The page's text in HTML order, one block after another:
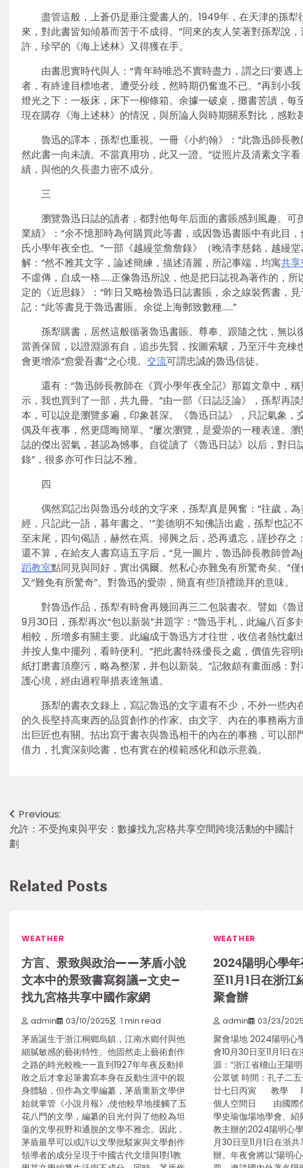
盡管這般，上蒼仍是垂注愛書人的。1949年，在天津的孫
來，對此書皆知傾慕而苦于不成得。”同來的友人笑著對孫犁說
許，珍罕的《海上述林》又得獲在手。
由書思實時代與人：“青年時唯恐不實時盡力，謂之曰‘要遇
者，有終達目標地者。遭受分歧，然時期仍奮進不已。”再到小
燈光之下：一板床，床下一柳條箱。余據一破桌，攤書苦讀，
現在購存《海上述林》的情況，與所論人與時期關系對比，感歎
魯迅的譯本，孫犁也重視。一冊《小約翰》：“此魯迅師長
然此書一向未讀。不當真用功，此又一證。”從照片及清素文字
績，與他的久長盡力密不成分。
三
瀏覽魯迅日誌的讀者，都對他每年后面的書賬感到風趣。
業績》：“余不憶那時為何購買此等書，或因魯迅書賬中有此目
氏小學年夜全也。”一部《越縵堂詹詹錄》（晚清李慈銘，越縵
解：“然不雅其文字，論述簡練，描述清麗，所記事端，均寓共享
不虛傳，自成一格……正像魯迅所說，他是把日誌視為著作的，
定的《近思錄》：“昨日又略檢魯迅日誌書賬，余之線裝舊書，
記：“此等書見于魯迅書賬。余從上海郵致數種……”
孫犁購書，居然這般循著魯迅書賬。尊奉、跟隨之忱，無以
當善保留，以證淵源有自，追步先賢，按圖索驥，乃至汗牛充棟
會更增添“愈愛吾書”之心境。 交流可謂忠誠的魯迅信徒。
還有：“魯迅師長教師在《買小學年夜全記》那篇文章中，
示，我也買到了一部，共九冊。”由一部《日誌泛論》，孫犁再
本，可以說是瀏覽多遍，印象甚深。《魯迅日誌》，只記氣象
偶及年夜事，然更隱晦簡單。”屢次瀏覽，是愛崇的一種表達。
誌的傑出習氣，甚認為憾事。自從讀了《魯迅日誌》以后，對
錄”，很多亦可作日誌不雅。
四
偶然寫記出與魯迅分歧的文字來，孫犁真是興奮：“往歲，
經，只記此一語，暮年書之。’”姜德明不知佛語出處，孫犁也
至末尾，四句偈語，赫然在焉。掃興之后，恐再遺忘，謹抄存
還不算，在給友人書寫這五字后，“見一圖片，魯迅師長教師曾
蹈教室點同見與同好，實出偶爾。然私心亦難免有所驚奇矣。”
又“難免有所驚奇”。對魯迅的愛崇，簡直有些頂禮跪拜的意味。
對魯迅作品，孫犁有時會再幾回再三二包裝書衣。譬如《
9月30日，孫犁再次“包以新裝”并題字：“魯迅手札，此編八百
相較，所增多有關主要。此編成于魯迅方才往世，收信者熱忱
并按人集中擺列，看時便利。”把此書特殊優長之處，價值先容
紙打磨書頂塵污，略為整潔，并包以新裝。”記敘頗有畫面感：
護心境，經由過程舉措表達無遺。
孫犁的書衣文錄上，寫記魯迅的文字還有不少，不外一些
的久長堅持高東西的品質創作的作家。由文字、內在的事務兩
出巨匠也有關。拈出寫于書衣與魯迅相干的內在的事務，可以
借力，扎實深刻唸書，也有實在的模範感化和啟示意義。
Post
navigation
Previous:
允許：不受拘束與平安：數據找九宮格共享空間跨境活動的中國計
劃
Related Posts
WEATHER
方言、景致與政治——茅盾小說
文本中的景致書寫芻議–文史–
找九宮格共享中國作家網
admin 03/10/2025 1 min read
茅盾誕生于浙江桐鄉烏鎮，江南水鄉付與他
細膩敏感的藝術特性。他固然走上藝術創作
之路的時光較晚——直到1927年年夜反動掉
敗之后才拿起筆書寫本身在反動生涯中的親
身體驗，但作為文學編纂，茅盾重新文學伊
始就掌管《小說月報》,使他較早地接觸了五
花八門的文學，編纂的目光付與了他較為坦
蕩的文學視野和通脫的文學不雅念。因此，
茅盾最早可以或許以文學批駁家與文學創作
領導者的成分呈現于中國古代文壇與1對1教
WEATHER
2024陽明心學
至11月1日在浙
聚會辦
admin 03/23/2025
聚會場地 2024陽明心
會10月30日至11月1日
源：“浙江省稽山王陽
公眾號 時間：孔子二
廿七日丙寅 教學
個人空間日 由國際
學史瑜伽場地學會、紹
教主辦的2024陽明心
月30日至11月1日在浙
辦。年夜會將以“陽明